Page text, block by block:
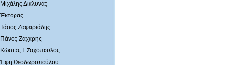
Mιχάλης Διαλυνάς
Έκτορας
Τάσος Ζαφειριάδης
Πάνος Ζάχαρης
Κώστας Ι. Ζαχόπουλoς
Έφη Θεοδωροπούλου